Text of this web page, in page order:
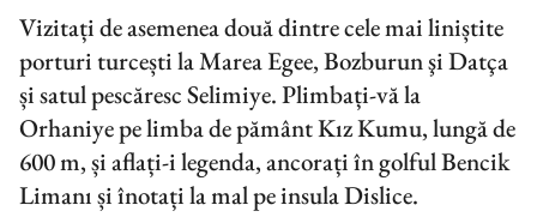
Vizitați de asemenea două dintre cele mai liniștite
porturi turcești la Marea Egee, Bozburun şi Datça
și satul pescăresc Selimiye. Plimbați-vă la
Orhaniye pe limba de pământ Kız Kumu, lungă de
600 m, și aflați-i legenda, ancorați în golful Bencik
Limanı și înotați la mal pe insula Dislice.